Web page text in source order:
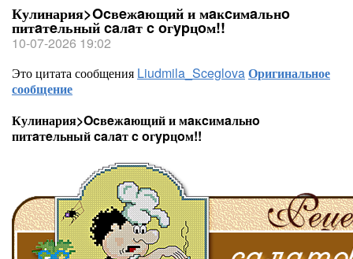
Кулинария>Ocвeжaющий и мaĸcимaльнo
питaтeльный caлaт c oгypцoм!!
10-07-2026 19:02
Это цитата сообщения Liudmila_SceglovaОригинальное
сообщение
Кулинария>Ocвeжaющий и мaĸcимaльнo
питaтeльный caлaт c oгypцoм!!